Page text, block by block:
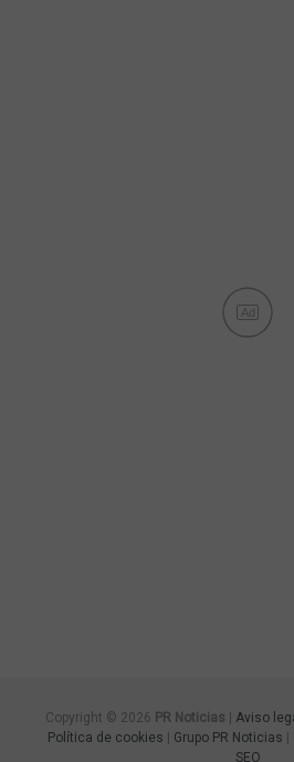
Ad
Copyright © 2026 PR Noticias | Aviso
Política de cookies | Grupo PR Noticias |
SEO